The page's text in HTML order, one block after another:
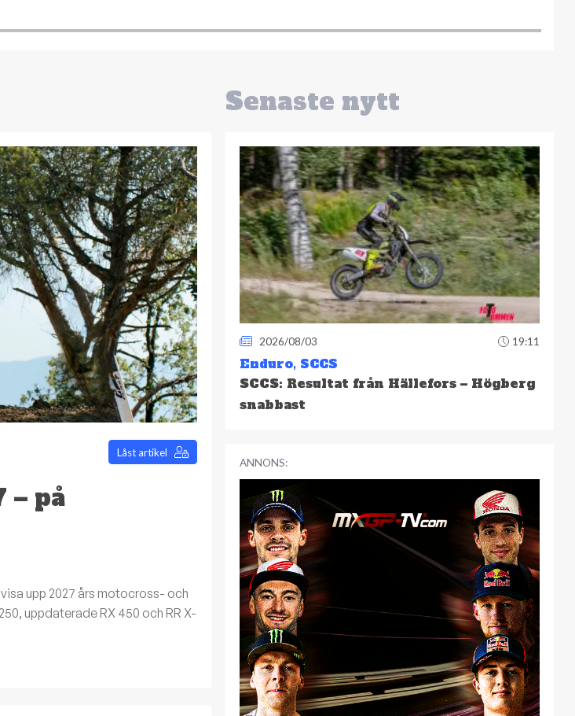
Låst artikel
– på
upp 2027 års motocross- och
uppdaterade RX 450 och RR X-
Senaste nytt
2026/08/03 19:11
Enduro, SCCS
SCCS: Resultat från Hällefors – Högberg
snabbast
ANNONS: